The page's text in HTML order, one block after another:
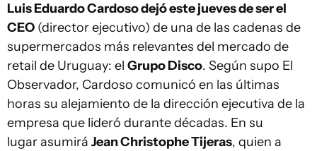
Luis Eduardo Cardoso dejó este jueves de ser el
CEO (director ejecutivo) de una de las cadenas de
supermercados más relevantes del mercado de
retail de Uruguay: el Grupo Disco. Según supo El
Observador, Cardoso comunicó en las últimas
horas su alejamiento de la dirección ejecutiva de la
empresa que lideró durante décadas. En su
lugar asumirá Jean Christophe Tijeras, quien a